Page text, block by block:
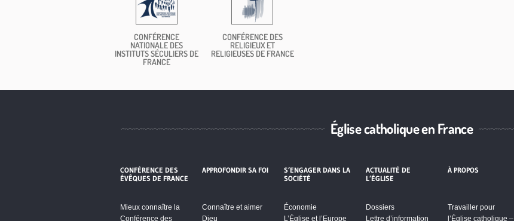
CONFÉRENCE
NATIONALE DES
INSTITUTS SÉCULIERS DE
FRANCE
CONFÉRENCE DES
RELIGIEUX ET
RELIGIEUSES DE FRANCE
Église catholique en France
CONFÉRENCE DES
ÉVÊQUES DE FRANCE
Mieux connaître la
Conférence des
APPROFONDIR SA FOI
Connaître et aimer
Dieu
S’ENGAGER DANS LA
SOCIÉTÉ
Économie
L’Église et l’Europe
ACTUALITÉ DE
L’ÉGLISE
Dossiers
Lettre d’information
À PROPOS
Travailler pour
l’Église catholique –